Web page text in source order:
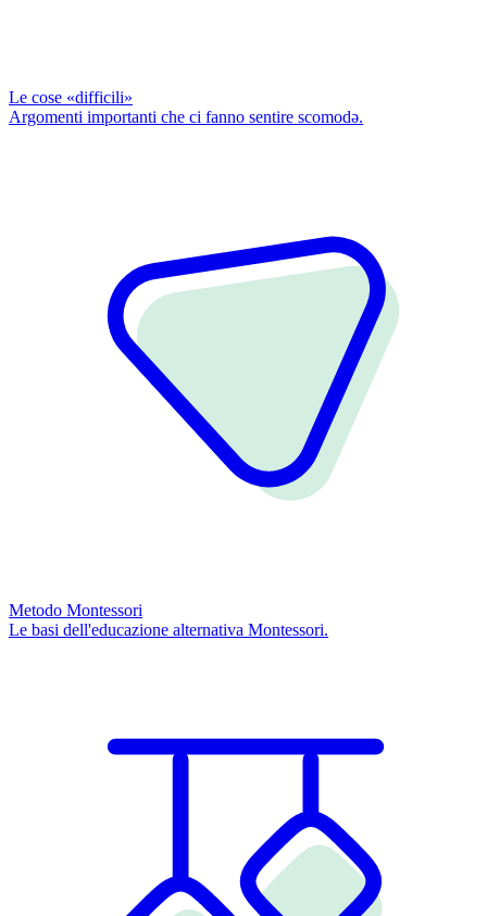
Le cose «difficili»
Argomenti importanti che ci fanno sentire scomodǝ.
Metodo Montessori
Le basi dell'educazione alternativa Montessori.